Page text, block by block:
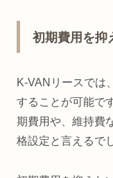
初期費用を抑
K-VANリースでは
することが可能で
期費用や、維持費
格設定と言えるで